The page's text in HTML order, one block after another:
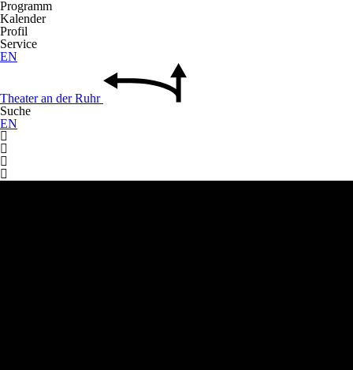
Programm
Kalender
Profil
Service
EN
Theateran derRuhr
Suche
EN



